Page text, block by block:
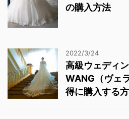
の購入方法
2022/3/24
高級ウェディ
WANG（ヴェ
得に購入する